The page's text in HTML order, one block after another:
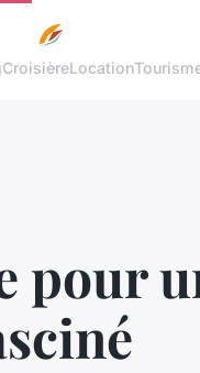
CroisièreLocation
pour